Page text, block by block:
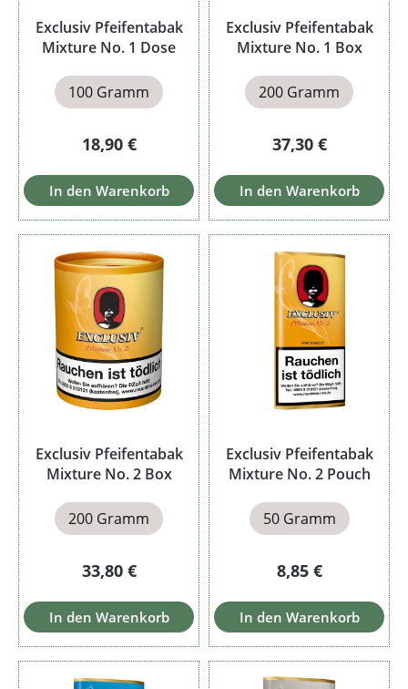
Exclusiv Pfeifentabak
Mixture No. 1 Dose
100 Gramm
Regulärer Preis:
18,90 €
In den Warenkorb
Exclusiv Pfeifentabak
Mixture No. 1 Box
200 Gramm
Regulärer Preis:
37,30 €
In den Warenkorb
Exclusiv Pfeifentabak
Mixture No. 2 Box
200 Gramm
Regulärer Preis:
33,80 €
In den Warenkorb
Exclusiv Pfeifentabak
Mixture No. 2 Pouch
50 Gramm
Regulärer Preis:
8,85 €
In den Warenkorb